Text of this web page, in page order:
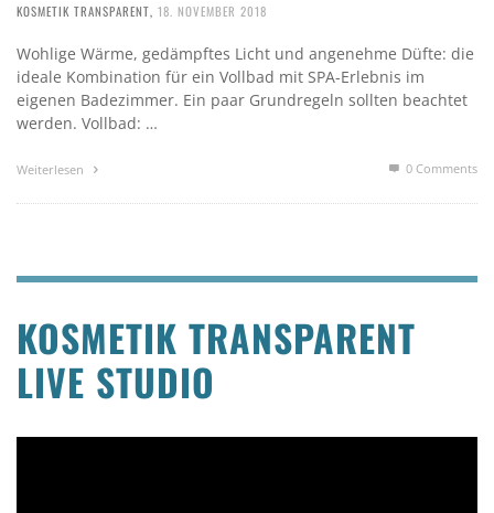
KOSMETIK TRANSPARENT, 18. NOVEMBER 2018
Wohlige Wärme, gedämpftes Licht und angenehme Düfte: die
ideale Kombination für ein Vollbad mit SPA-Erlebnis im
eigenen Badezimmer. Ein paar Grundregeln sollten beachtet
werden. Vollbad: …
Weiterlesen 0 Comments
KOSMETIK TRANSPARENT
LIVE STUDIO